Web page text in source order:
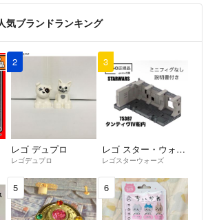
気ブランドランキング
2
レゴ デュプロ
レゴデュプロ
3
レゴ スター・ウォーズ
レゴスターウォーズ
5 6